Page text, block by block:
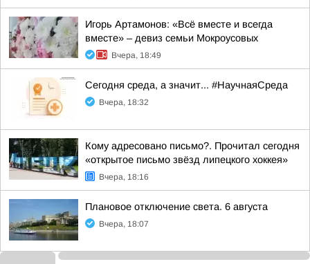
Игорь Артамонов: «Всё вместе и всегда
вместе» – девиз семьи Мокроусовых
Вчера, 18:49
Сегодня среда, а значит... #НаучнаяСреда
Вчера, 18:32
Кому адресовано письмо?. Прочитал сегодня
«открытое письмо звёзд липецкого хоккея»
Вчера, 18:16
Плановое отключение света. 6 августа
Вчера, 18:07